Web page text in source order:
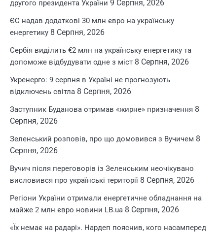
другого президента України 9 Серпня, 2026
ЄС надав додаткові 30 млн євро на українську
енергетику 8 Серпня, 2026
Сербія виділить €2 млн на українську енергетику та
допоможе відбудувати одне з міст 8 Серпня, 2026
Укренерго: 9 серпня в Україні не прогнозують
відключень світла 8 Серпня, 2026
Заступник Буданова отримав «жирне» призначення 8
Серпня, 2026
Зеленський розповів, про що домовився з Вучичем 8
Серпня, 2026
Вучич після переговорів із Зеленським неочікувано
висловився про українські території 8 Серпня, 2026
Регіони України отримали енергетичне обладнання на
майже 2 млн євро новини LB.ua 8 Серпня, 2026
«Їх немає на радарі». Нардеп пояснив, кого насамперед